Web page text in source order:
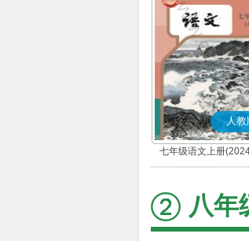
人教
七年级语文上册
(部编版)
八年